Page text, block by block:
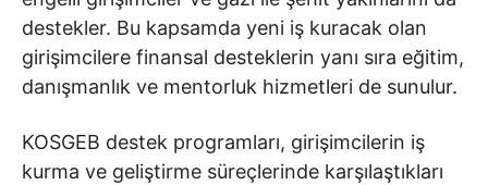
destekler. Bu kapsamda yeni iş kuracak olan
girişimcilere finansal desteklerin yanı sıra eğitim,
danışmanlık ve mentorluk hizmetleri de sunulur.
KOSGEB destek programları, girişimcilerin iş
kurma ve geliştirme süreçlerinde karşılaştıkları